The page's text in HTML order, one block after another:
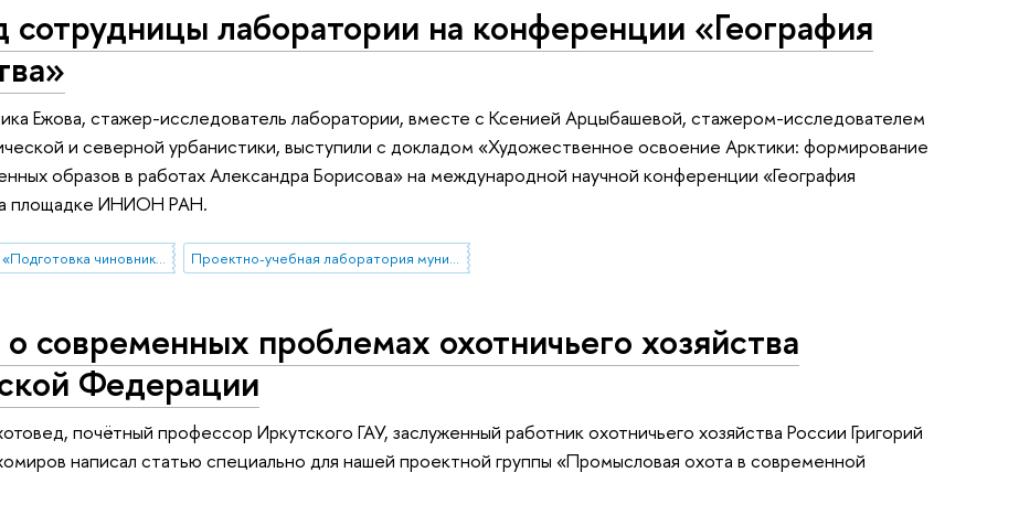
лаборатории на конференции «География
Ежова, стажер-исследователь лаборатории, вместе с Ксенией Арцыбашевой, стажером-исследователем
и северной урбанистики, выступили с докладом «Художественное освоение Арктики: формирование
образов в работах Александра Борисова» на международной научной конференции «География
площадке ИНИОН РАН.
Рабочая группа «Подготовка чиновников по особым поручениям» Проектно-учебная лаборатория муниципального управления
современных проблемах охотничьего хозяйства
Федерации
почётный профессор Иркутского ГАУ, заслуженный работник охотничьего хозяйства России Григорий
написал статью специально для нашей проектной группы «Промысловая охота в современной